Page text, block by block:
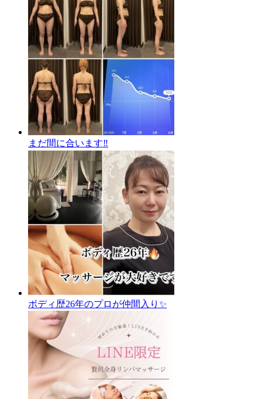
まだ間に合います‼️
ボディ歴26年のプロが仲間入り✨